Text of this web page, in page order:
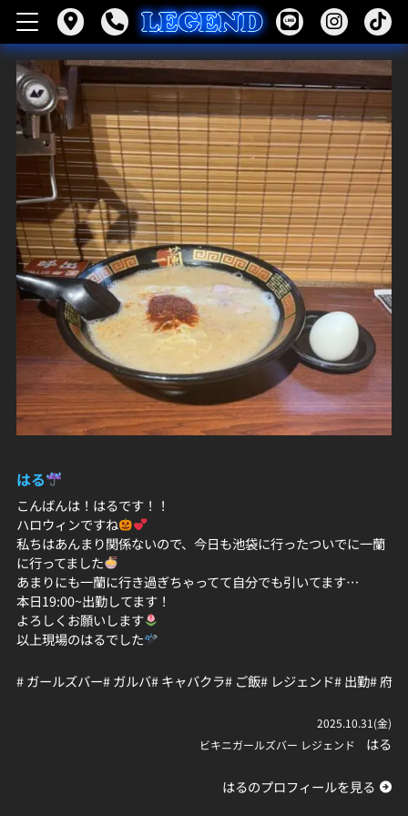
はる
こんばんは！はるです！！
ハロウィンですね
私ちはあんまり関係ないので、今日も池袋に行ったついでに一蘭
に行ってました
あまりにも一蘭に行き過ぎちゃってて自分でも引いてます…
本日19:00~出勤してます！
よろしくお願いします
以上現場のはるでした
# ガールズバー# ガルバ# キャバクラ# ご飯# レジェンド# 出勤# 府中
2025.10.31(金)
ビキニガールズバー レジェンド
はる
はるのプロフィールを見る